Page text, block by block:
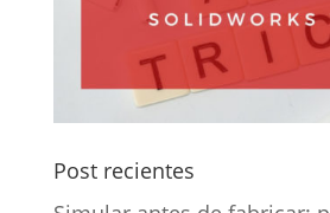
Post recientes